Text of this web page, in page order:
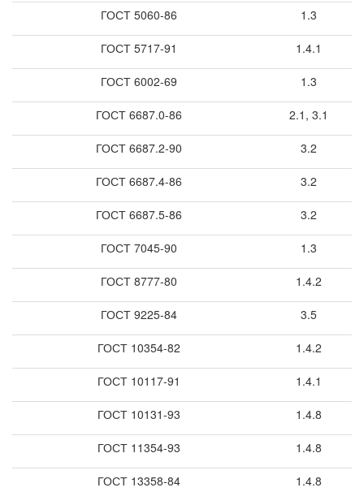
ГОСТ 5060-86 1.3
ГОСТ 5717-91 1.4.1
ГОСТ 6002-69 1.3
ГОСТ 6687.0-86 2.1, 3.1
ГОСТ 6687.2-90 3.2
ГОСТ 6687.4-86 3.2
ГОСТ 6687.5-86 3.2
ГОСТ 7045-90 1.3
ГОСТ 8777-80 1.4.2
ГОСТ 9225-84 3.5
ГОСТ 10354-82 1.4.2
ГОСТ 10117-91 1.4.1
ГОСТ 10131-93 1.4.8
ГОСТ 11354-93 1.4.8
ГОСТ 13358-84 1.4.8